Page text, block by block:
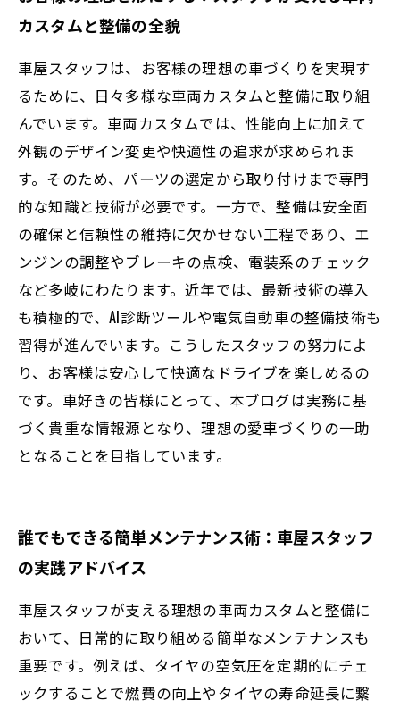
カスタムと整備の全貌
車屋スタッフは、お客様の理想の車づくりを実現す
るために、日々多様な車両カスタムと整備に取り組
んでいます。車両カスタムでは、性能向上に加えて
外観のデザイン変更や快適性の追求が求められま
す。そのため、パーツの選定から取り付けまで専門
的な知識と技術が必要です。一方で、整備は安全面
の確保と信頼性の維持に欠かせない工程であり、エ
ンジンの調整やブレーキの点検、電装系のチェック
など多岐にわたります。近年では、最新技術の導入
も積極的で、AI診断ツールや電気自動車の整備技術も
習得が進んでいます。こうしたスタッフの努力によ
り、お客様は安心して快適なドライブを楽しめるの
です。車好きの皆様にとって、本ブログは実務に基
づく貴重な情報源となり、理想の愛車づくりの一助
となることを目指しています。
誰でもできる簡単メンテナンス術：車屋スタッフ
の実践アドバイス
車屋スタッフが支える理想の車両カスタムと整備に
おいて、日常的に取り組める簡単なメンテナンスも
重要です。例えば、タイヤの空気圧を定期的にチェ
ックすることで燃費の向上やタイヤの寿命延長に繋